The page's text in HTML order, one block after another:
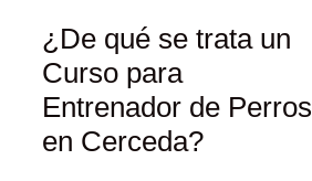
¿De qué se trata un
Curso para
Entrenador de Perros
en Cerceda?